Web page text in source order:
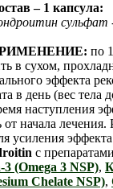
– 1 капсула:
сульфат
по
в сухом,
эффекта
в день (вес тела
наступления
от начала
усиления
с
(Omega 3 NSP),
Chelate NSP),